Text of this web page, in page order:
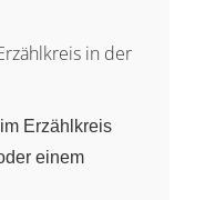
in der
Erzählkreis
einem